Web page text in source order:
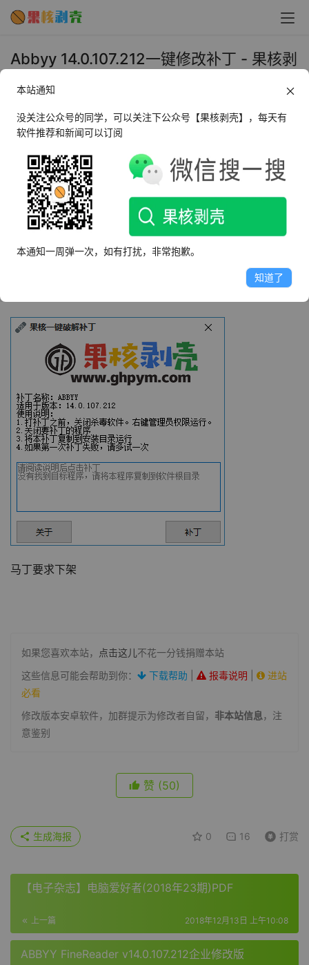
Abbyy 14.0.107.212一键修改补丁 - 果核剥
2018年12月14日 下午9:00 • 办公开发
本补丁支持abbyy14系列版本
本补丁适合abbyy 14.0.107.212版本
一键补丁，复制到软件安装目录即可
无需繁琐操作，一步到位
马丁要求下架
如果您喜欢本站， 点击这儿不花一分钱捐赠本站
这些信息可能会帮助到你：
下载帮助 报毒说明
进站
必看
修改版本安卓软件，加群提示为修改者自留， 非本站信息，注
意鉴别
赞 (50)
0 16 打赏
生成海报
【电子杂志】电脑爱好者(2018年23期)PDF
上一篇 2018年12月13日 上午10:08
ABBYY FineReader v14.0.107.212企业修改版
本站通知
没关注公众号的同学，可以关注下公众号【果核剥壳】，每天有
软件推荐和新闻可以订阅
本通知一周弹一次，如有打扰，非常抱歉。
知道了